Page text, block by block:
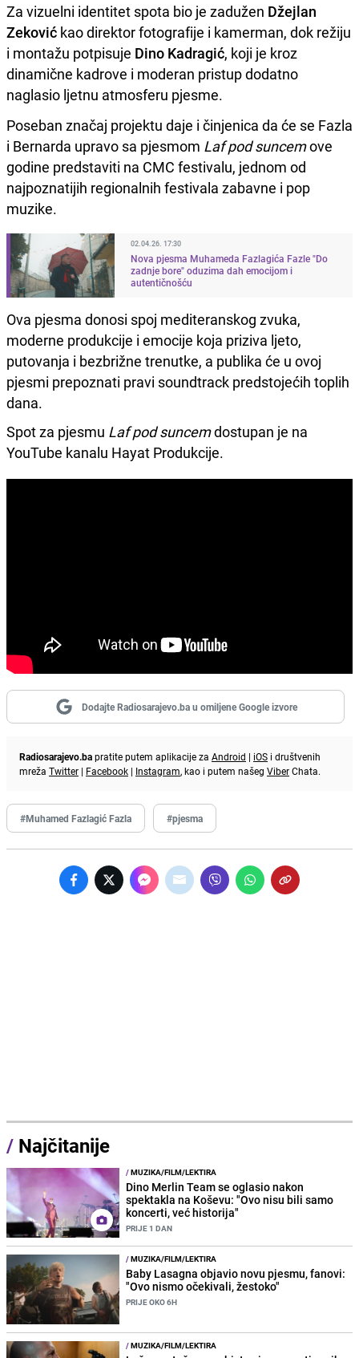
Za vizuelni identitet spota bio je zadužen Džejlan
Zeković kao direktor fotografije i kamerman, dok režiju
i montažu potpisuje Dino Kadragić, koji je kroz
dinamične kadrove i moderan pristup dodatno
naglasio ljetnu atmosferu pjesme.
Poseban značaj projektu daje i činjenica da će se Fazla
i Bernarda upravo sa pjesmom Laf pod suncemove
godine predstaviti na CMC festivalu, jednom od
najpoznatijih regionalnih festivala zabavne i pop
muzike.
02.04.26. 17:30
Nova pjesma Muhameda Fazlagića Fazle "Do
zadnje bore" oduzima dah emocijom i
autentičnošću
Ova pjesma donosi spoj mediteranskog zvuka,
moderne produkcije i emocije koja priziva ljeto,
putovanja i bezbrižne trenutke, a publika će u ovoj
pjesmi prepoznati pravi soundtrack predstojećih toplih
dana.
Spot za pjesmu Laf pod suncemdostupan je na
YouTube kanalu Hayat Produkcije.
Dodajte Radiosarajevo.ba u omiljene Google izvore
Radiosarajevo.bapratite putem aplikacije za Android | iOS i društvenih
mreža Twitter | Facebook | Instagram, kao i putem našeg ViberChata.
#Muhamed Fazlagić Fazla #pjesma
/ Najčitanije
/MUZIKA/FILM/LEKTIRA
Dino Merlin Team se oglasio nakon
spektakla na Koševu: "Ovo nisu bili samo
koncerti, već historija"
PRIJE 1 DAN
/MUZIKA/FILM/LEKTIRA
Baby Lasagna objavio novu pjesmu, fanovi:
"Ovo nismo očekivali, žestoko"
PRIJE OKO 6H
/MUZIKA/FILM/LEKTIRA